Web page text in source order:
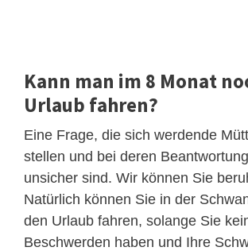
Kann man im 8 Monat
Urlaub fahren?
Eine Frage, die sich werdende
stellen und bei deren
unsicher sind. Wir können Sie
Natürlich können Sie in der
den Urlaub fahren, solange Sie
Beschwerden haben und Ihre